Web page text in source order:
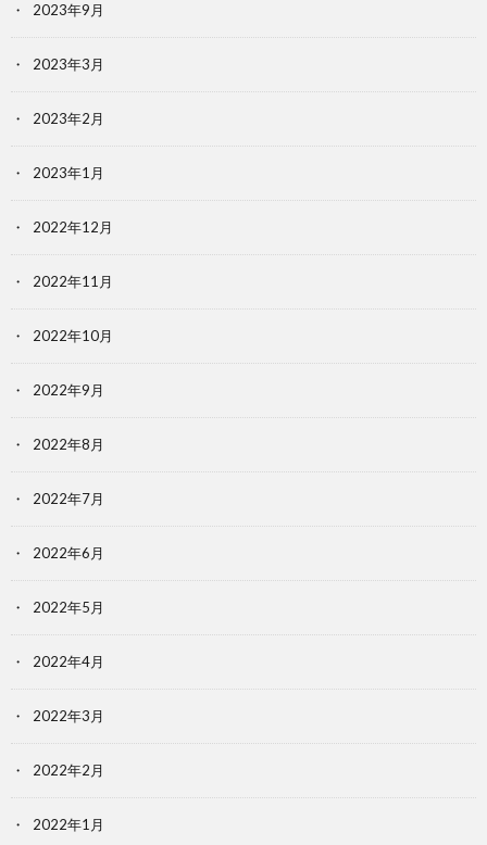
2023年9月
2023年3月
2023年2月
2023年1月
2022年12月
2022年11月
2022年10月
2022年9月
2022年8月
2022年7月
2022年6月
2022年5月
2022年4月
2022年3月
2022年2月
2022年1月